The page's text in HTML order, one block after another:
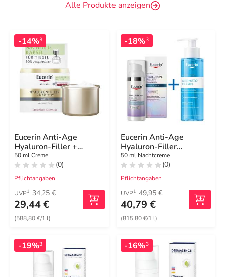
Alle Produkte anzeigen
-14%3
Eucerin Anti-Age
Hyaluron-Filler +
Elasticity Nachtcreme
50 ml Creme
(0)
Pflichtangaben
UVP1 34,25 €
29,44 €
(588,80 €/1 l)
-18%3
Eucerin Anti-Age
Hyaluron-Filler
Epigenetic Nacht
50 ml Nachtcreme
(0)
Pflichtangaben
UVP1 49,95 €
40,79 €
(815,80 €/1 l)
-19%3 -16%3